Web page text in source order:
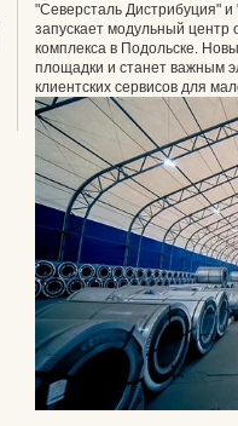
"Северсталь Дистрибуция"
запускает модульный центр
комплекса в Подольске.
площадки и станет важным
клиентских сервисов для